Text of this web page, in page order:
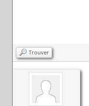
Trouver